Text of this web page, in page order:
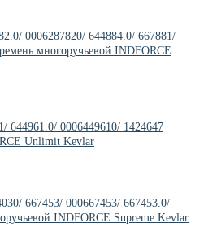
0006287820/ 644884.0/ 667881/
многоручьевой INDFORCE
644961.0/ 0006449610/ 1424647
Unlimit Kevlar
667453/ 000667453/ 667453.0/
INDFORCE Supreme Kevlar